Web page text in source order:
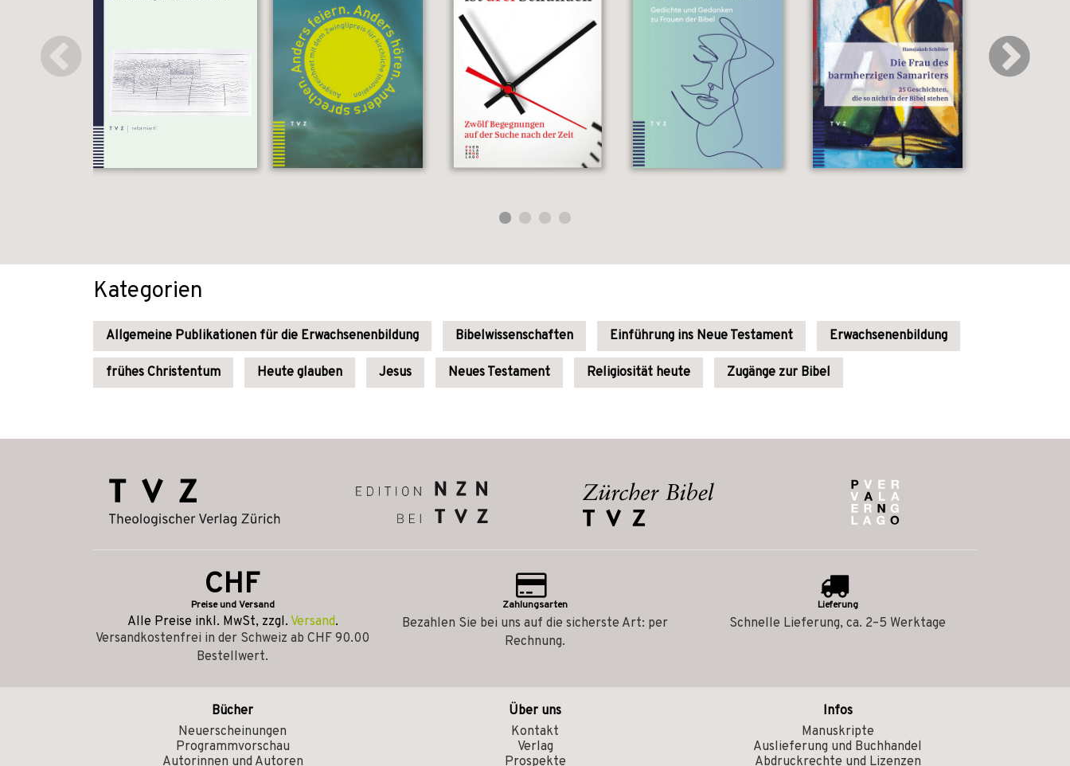
Kategorien
Allgemeine Publikationen für die Erwachsenenbildung Bibelwissenschaften Einführung ins Neue Testament Erwachsenenbildung
frühes Christentum Heute glauben Jesus Neues Testament Religiosität heute Zugänge zur Bibel
CHF
Preise und Versand
Alle Preise inkl. MwSt, zzgl. Versand.
Versandkostenfrei in der Schweiz ab CHF 90.00
Bestellwert.
Zahlungsarten
Bezahlen Sie bei uns auf die sicherste Art: per
Rechnung.
Lieferung
Schnelle Lieferung, ca. 2–5 Werktage
Bücher
Neuerscheinungen
Programmvorschau
Autorinnen und Autoren
Über uns
Kontakt
Verlag
Prospekte
Infos
Manuskripte
Auslieferung und Buchhandel
Abdruckrechte und Lizenzen